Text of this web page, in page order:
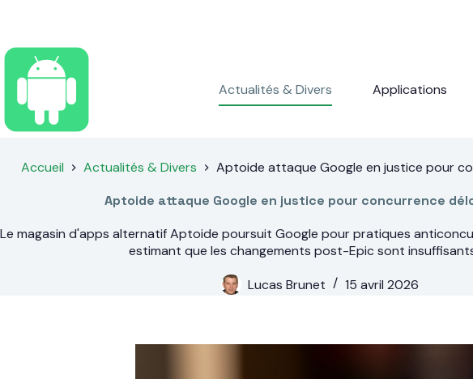
Actualités & Divers Applications
Accueil Actualités & Divers
Aptoide attaque Google en justice pour
Aptoide attaque Google en justice pour concurrence
Le magasin d'apps alternatif Aptoide poursuit Google pour pratiques
estimant que les changements post-Epic sont
Lucas Brunet
15 avril 2026